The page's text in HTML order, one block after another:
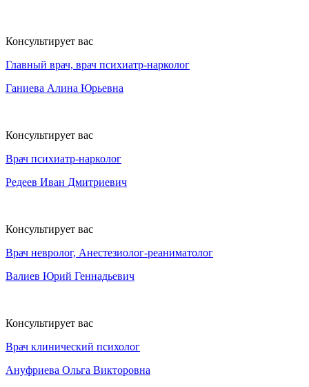
Консультирует вас
Главный врач, врач психиатр-нарколог
Ганиева Алина Юрьевна
Консультирует вас
Врач психиатр-нарколог
Редеев Иван Дмитриевич
Консультирует вас
Врач невролог, Анестезиолог-реаниматолог
Валиев Юрий Геннадьевич
Консультирует вас
Врач клинический психолог
Ануфриева Ольга Викторовна